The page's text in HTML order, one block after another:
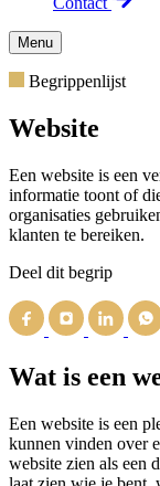
Menu
Begrippenlijst
Website
Een website is een
informatie toont of
organisaties
klanten te bereiken.
Deel dit begrip
Wat is een
Een website is een
kunnen vinden over
website zien als een